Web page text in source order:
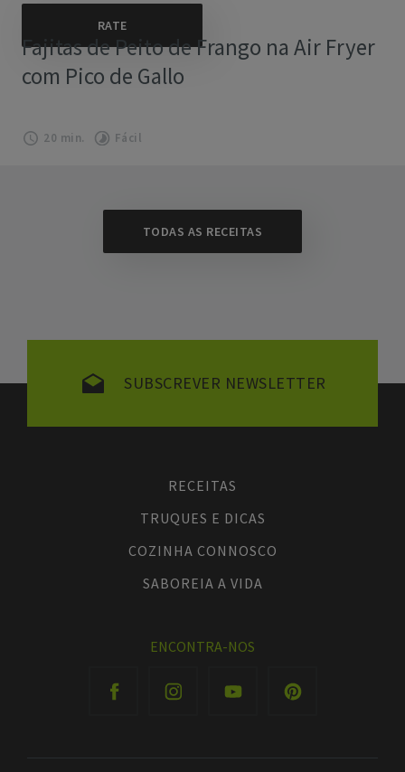
Fajitas de Peito de Frango na Air Fryer
com Pico de Gallo
20 min. Fácil
TODAS AS RECEITAS
SUBSCREVER NEWSLETTER
RECEITAS
TRUQUES E DICAS
COZINHA CONNOSCO
SABOREIA A VIDA
ENCONTRA-NOS